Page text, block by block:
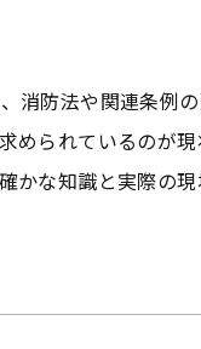
消防法や関連条例
められているのが
かな知識と実際の